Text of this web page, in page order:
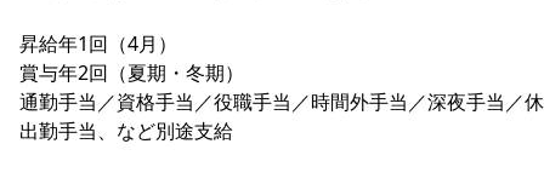
昇給年1回（4月）
賞与年2回（夏期・冬期）
通勤手当／資格手当／役職手当／時間外手当／深夜手当／
出勤手当、など別途支給